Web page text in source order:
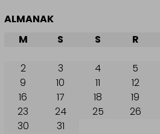
ALMANAK
M S S R
2
3 4 5
9
10 11 12
16
17 18 19
23
24 25 26
30
31